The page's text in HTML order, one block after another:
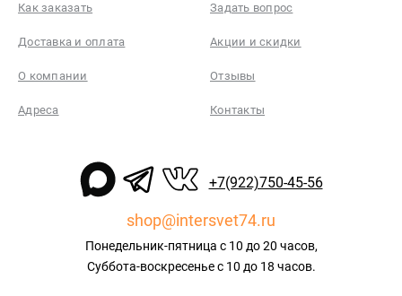
Как заказать Задать вопрос
Доставка и оплата Акции и скидки
О компании Отзывы
Адреса Контакты
+7(922)750-45-56
shop@intersvet74.ru
Понедельник-пятница с 10 до 20 часов,
Суббота-воскресенье с 10 до 18 часов.